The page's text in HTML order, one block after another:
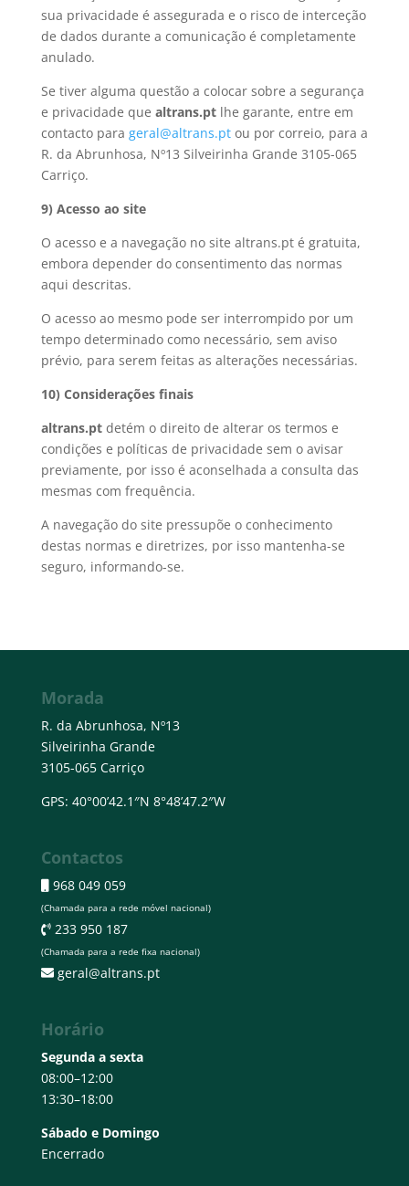
sua privacidade é assegurada e o risco de interceção
de dados durante a comunicação é completamente
anulado.
Se tiver alguma questão a colocar sobre a segurança
e privacidade que altrans.pt lhe garante, entre em
contacto para geral@altrans.ptou por correio, para a
R. da Abrunhosa, Nº13 Silveirinha Grande 3105-065
Carriço.
9) Acesso ao site
O acesso e a navegação no site altrans.pt é gratuita,
embora depender do consentimento das normas
aqui descritas.
O acesso ao mesmo pode ser interrompido por um
tempo determinado como necessário, sem aviso
prévio, para serem feitas as alterações necessárias.
10) Considerações finais
altrans.pt detém o direito de alterar os termos e
condições e políticas de privacidade sem o avisar
previamente, por isso é aconselhada a consulta das
mesmas com frequência.
A navegação do site pressupõe o conhecimento
destas normas e diretrizes, por isso mantenha-se
seguro, informando-se.
Morada
R. da Abrunhosa, Nº13
Silveirinha Grande
3105-065 Carriço
GPS: 40°00’42.1″N 8°48’47.2″W
Contactos
968 049 059
(Chamada para a rede móvel nacional)
233 950 187
(Chamada para a rede fixa nacional)
geral@altrans.pt
Horário
Segunda a sexta
08:00–12:00
13:30–18:00
Sábado e Domingo
Encerrado